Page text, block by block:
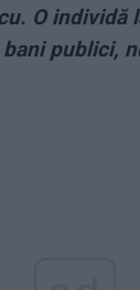
O individă
publici,